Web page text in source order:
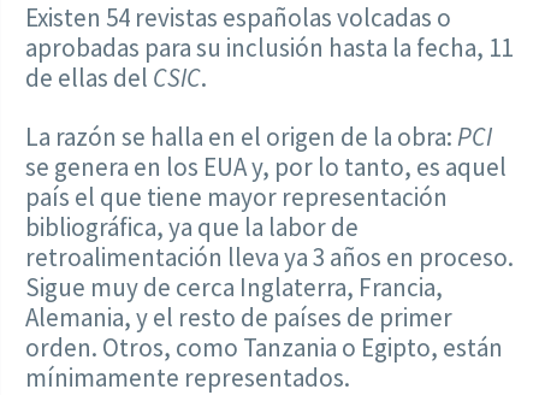
Existen 54 revistas españolas volcadas o
aprobadas para su inclusión hasta la fecha, 11
de ellas del CSIC.
La razón se halla en el origen de la obra:PCI
se genera en los EUA y, por lo tanto, es aquel
país el que tiene mayor representación
bibliográfica, ya que la labor de
retroalimentación lleva ya 3 años en proceso.
Sigue muy de cerca Inglaterra, Francia,
Alemania, y el resto de países de primer
orden. Otros, como Tanzania o Egipto, están
mínimamente representados.